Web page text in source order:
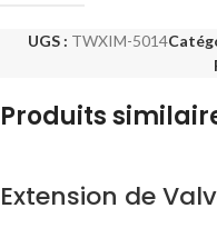
UGS : TWXIM-5014
Produits
Extension de